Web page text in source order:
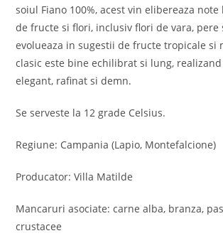
soiul Fiano 100%, acest vin elibereaza
de fructe si flori, inclusiv flori de vara, pere
evolueaza in sugestii de fructe tropicale si
clasic este bine echilibrat si lung,
elegant, rafinat si demn.
Se serveste la 12 grade Celsius.
Regiune: Campania (Lapio, Montefalcione)
Producator: Villa Matilde
Mancaruri asociate: carne alba, branza,
crustacee